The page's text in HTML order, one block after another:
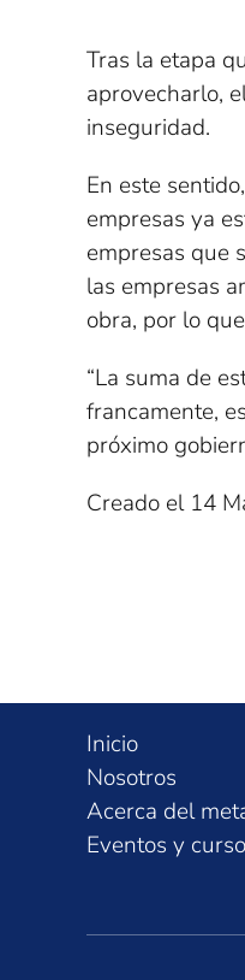
Tras la etapa
aprovecharlo,
inseguridad.
En este
empresas ya
empresas que
las empresas
obra, por lo
“La suma de
francamente,
próximo
Creado el 14
Inicio
Nosotros
Acerca del
Eventos y